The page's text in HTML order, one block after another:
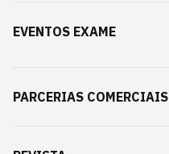
EVENTOS EXAME
PARCERIAS COMERCIAIS